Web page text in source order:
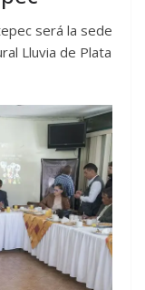
será la sede
Lluvia de Plata